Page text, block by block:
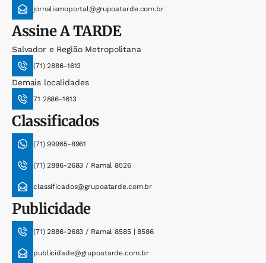
jornalismoportal@grupoatarde.com.br
AssineA TARDE
Salvador e Região Metropolitana
(71) 2886-1613
Demais localidades
71 2886-1613
Classificados
(71) 99965-8961
(71) 2886-2683 / Ramal 8526
classificados@grupoatarde.com.br
Publicidade
(71) 2886-2683 / Ramal 8585 | 8586
publicidade@grupoatarde.com.br